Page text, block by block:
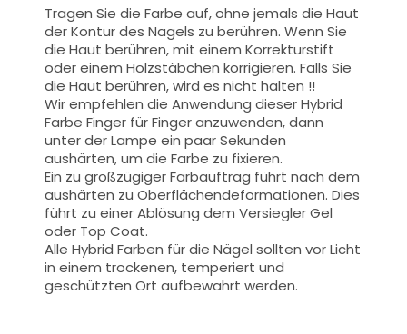
Tragen Sie die Farbe auf, ohne jemals die Haut
der Kontur des Nagels zu berühren. Wenn Sie
die Haut berühren, mit einem Korrekturstift
oder einem Holzstäbchen korrigieren. Falls Sie
die Haut berühren, wird es nicht halten !!
Wir empfehlen die Anwendung dieser Hybrid
Farbe Finger für Finger anzuwenden, dann
unter der Lampe ein paar Sekunden
aushärten, um die Farbe zu fixieren.
Ein zu großzügiger Farbauftrag führt nach dem
aushärten zu Oberflächendeformationen. Dies
führt zu einer Ablösung dem Versiegler Gel
oder Top Coat.
Alle Hybrid Farben für die Nägel sollten vor Licht
in einem trockenen, temperiert und
geschützten Ort aufbewahrt werden.